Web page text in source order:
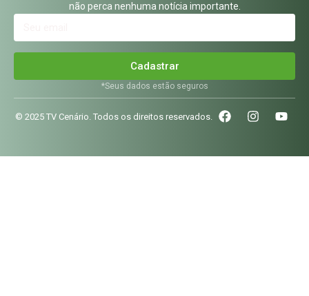
não perca nenhuma notícia importante.
Cadastrar
*Seus dados estão seguros
© 2025 TV Cenário. Todos os direitos reservados.